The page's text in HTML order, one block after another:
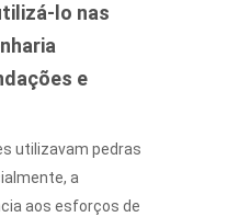
lo nas
e
utilizavam pedras
a
aos esforços de